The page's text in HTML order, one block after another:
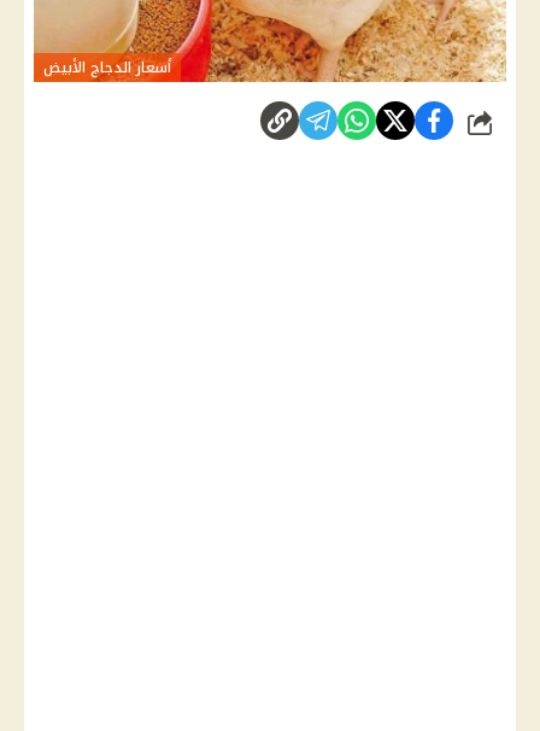
أسعار الدجاج الأبيض
شارك